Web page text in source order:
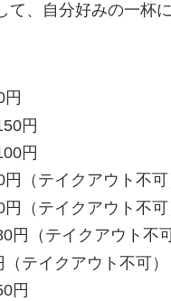
て、自分好みの一杯
円
円
円
（テイクアウト不可
（テイクアウト不可
円（テイクアウト不可
テイクアウト不可）
円